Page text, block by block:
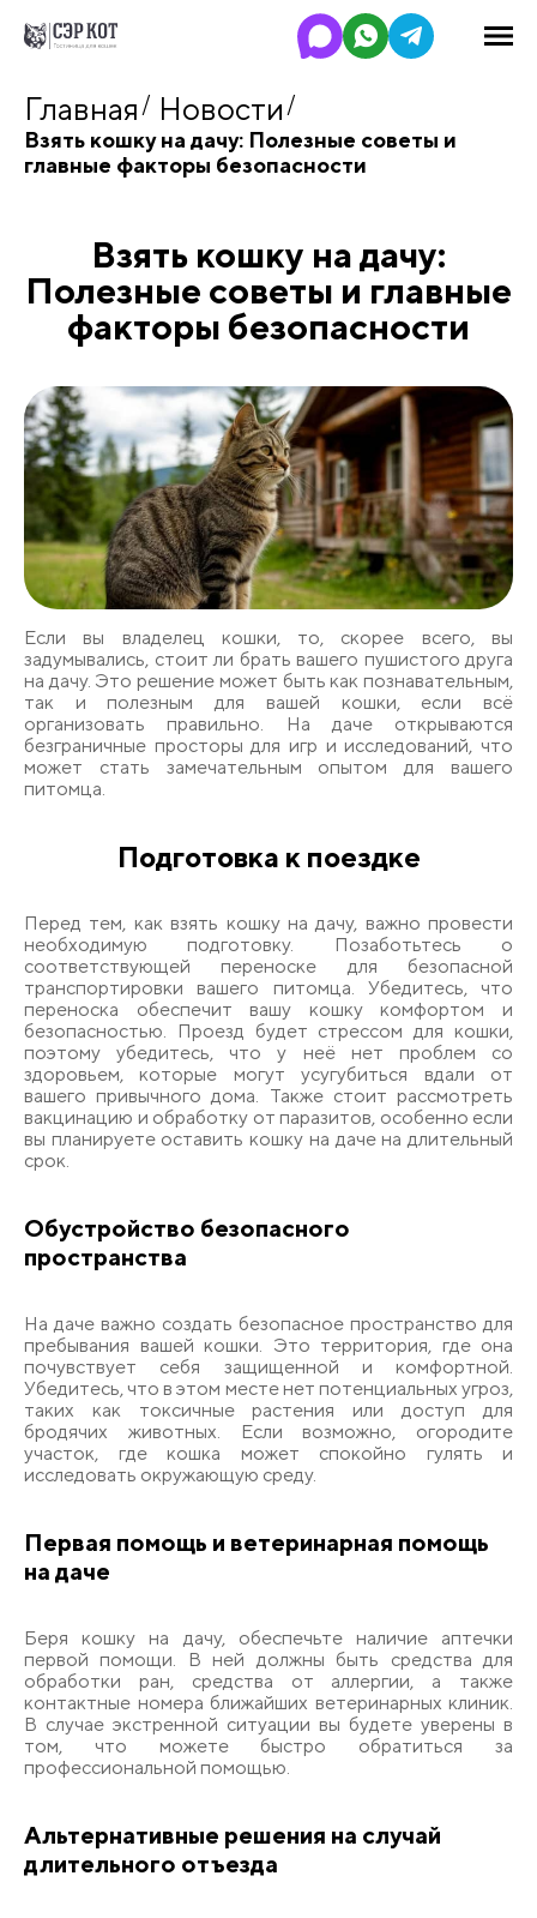
Главная Новости
Взять кошку на дачу: Полезные советы и
главные факторы безопасности
Взять кошку на дачу:
Полезные советы и главные
факторы безопасности
Если вы владелец кошки, то, скорее всего, вы
задумывались, стоит ли брать вашего пушистого друга
на дачу. Это решение может быть как познавательным,
так и полезным для вашей кошки, если всё
организовать правильно. На даче открываются
безграничные просторы для игр и исследований, что
может стать замечательным опытом для вашего
питомца.
Подготовка к поездке
Перед тем, как взять кошку на дачу, важно провести
необходимую подготовку. Позаботьтесь о
соответствующей переноске для безопасной
транспортировки вашего питомца. Убедитесь, что
переноска обеспечит вашу кошку комфортом и
безопасностью. Проезд будет стрессом для кошки,
поэтому убедитесь, что у неё нет проблем со
здоровьем, которые могут усугубиться вдали от
вашего привычного дома. Также стоит рассмотреть
вакцинацию и обработку от паразитов, особенно если
вы планируете оставить кошку на даче на длительный
срок.
Обустройство безопасного
пространства
На даче важно создать безопасное пространство для
пребывания вашей кошки. Это территория, где она
почувствует себя защищенной и комфортной.
Убедитесь, что в этом месте нет потенциальных угроз,
таких как токсичные растения или доступ для
бродячих животных. Если возможно, огородите
участок, где кошка может спокойно гулять и
исследовать окружающую среду.
Первая помощь и ветеринарная помощь
на даче
Беря кошку на дачу, обеспечьте наличие аптечки
первой помощи. В ней должны быть средства для
обработки ран, средства от аллергии, а также
контактные номера ближайших ветеринарных клиник.
В случае экстренной ситуации вы будете уверены в
том, что можете быстро обратиться за
профессиональной помощью.
Альтернативные решения на случай
длительного отъезда